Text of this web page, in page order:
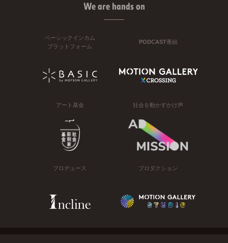
We are hands on
ベーシックインカム
プラットフォーム
PODCAST番組
アート基金 社会を動かすかけ声
プロデュース プロダクション